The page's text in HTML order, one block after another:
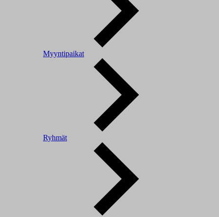
Myyntipaikat
Ryhmät